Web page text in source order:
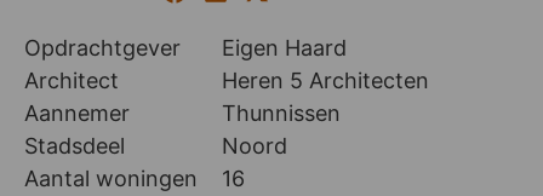
Opdrachtgever
Eigen Haard
Architect
Heren 5 Architecten
Aannemer
Thunnissen
Stadsdeel
Noord
Aantal woningen
16